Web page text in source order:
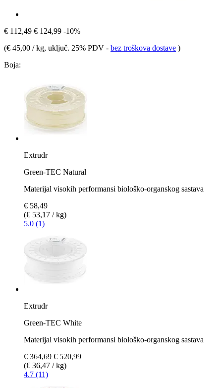
€ 112,49 € 124,99 -10%
(€ 45,00 / kg, uključ. 25% PDV - bez troškova dostave )
Boja:
Extrudr
Green-TEC Natural
Materijal visokih performansi biološko-organskog sastava
€ 58,49
(€ 53,17 / kg)
5.0 (1)
Extrudr
Green-TEC White
Materijal visokih performansi biološko-organskog sastava
€ 364,69 € 520,99
(€ 36,47 / kg)
4.7 (11)